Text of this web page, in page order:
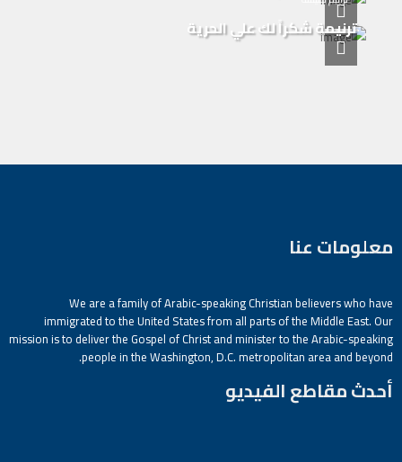
ترنيمة شكراً لك علي الحرية
معلومات عنا
We are a family of Arabic-speaking Christian believers who have
immigrated to the United States from all parts of the Middle East. Our
mission is to deliver the Gospel of Christ and minister to the Arabic-speaking
people in the Washington, D.C. metropolitan area and beyond.
أحدث مقاطع الفيديو